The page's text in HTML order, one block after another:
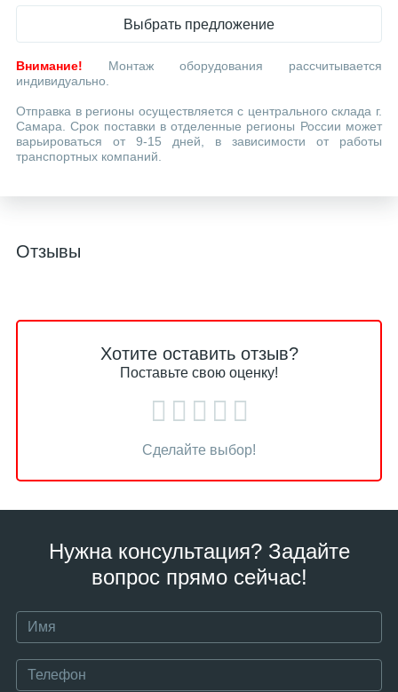
Выбрать предложение
Внимание! Монтаж оборудования рассчитывается
индивидуально.
Отправка в регионы осуществляется с центрального склада г.
Самара. Срок поставки в отделенные регионы России может
варьироваться от 9-15 дней, в зависимости от работы
транспортных компаний.
Отзывы
Хотите оставить отзыв?
Поставьте свою оценку!
Сделайте выбор!
Нужна консультация? Задайте
вопрос прямо сейчас!